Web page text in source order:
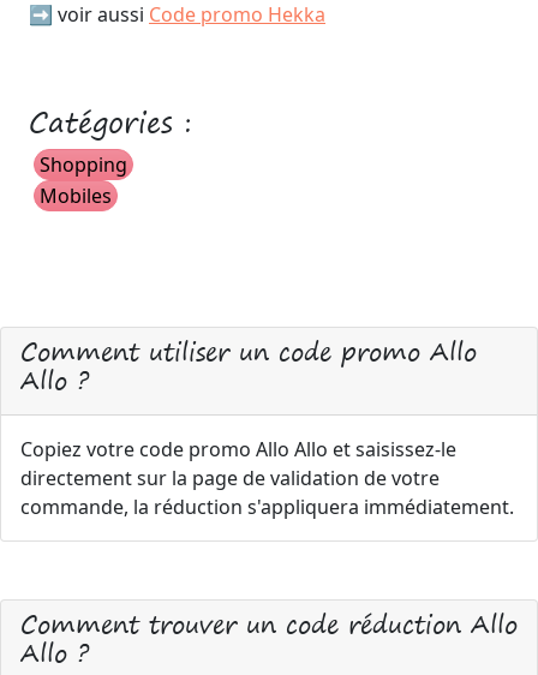
➡️ voir aussi Code promo Hekka
Catégories :
Shopping
Mobiles
Comment utiliser un code promo Allo
Allo ?
Copiez votre code promo Allo Allo et saisissez-le
directement sur la page de validation de votre
commande, la réduction s'appliquera immédiatement.
Comment trouver un code réduction Allo
Allo ?